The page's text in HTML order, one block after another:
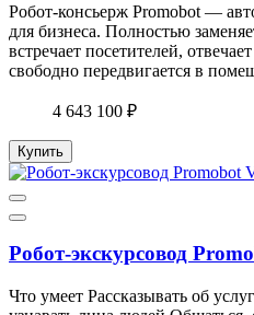
Робот-консьерж Promobot —
для бизнеса. Полностью
встречает посетителей,
свободно передвигается в
4 643 100 ₽
Купить
Робот-экскурсовод
Что умеет Рассказывать об